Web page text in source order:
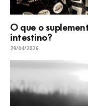
O que o
intestino?
29/04/2026